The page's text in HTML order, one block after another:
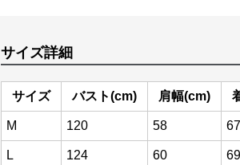
サイズ詳細
サイズ バスト(cm) 肩幅(cm)
M 120 58 67
L 124 60 69